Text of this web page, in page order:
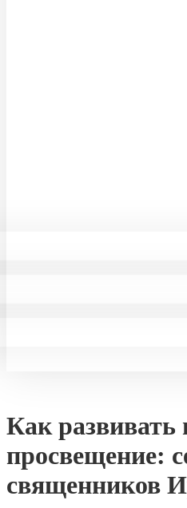
Как развивать
просвещение:
священников